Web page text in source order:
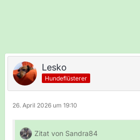
Lesko
Hundeflüsterer
26. April 2026 um 19:10
Zitat von Sandra84